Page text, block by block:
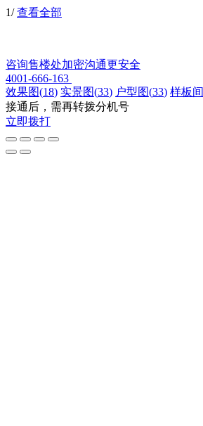
1/ 查看全部
咨询售楼处加密沟通更安全
4001-666-163
效果图(18) 实景图(33) 户型图(33) 样板间
接通后，需再转拨分机号
立即拨打